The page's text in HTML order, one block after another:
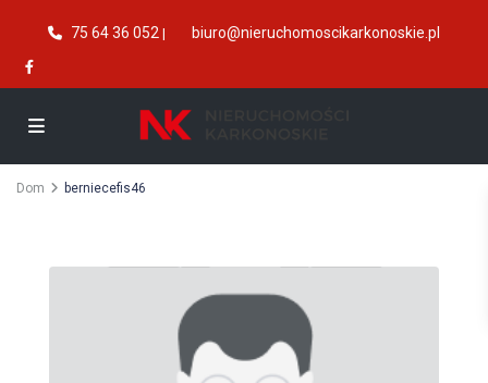
75 64 36 052 | biuro@nieruchomoscikarkonoskie.pl
Dom berniecefis46